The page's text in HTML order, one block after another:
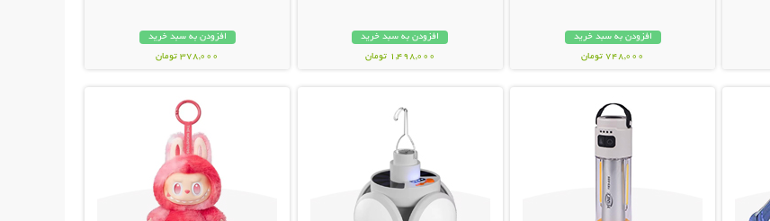
افزودن به سبد خرید
748,000 تومان
افزودن به سبد خرید
1,498,000 تومان
افزودن به سبد خرید
378,000 تومان